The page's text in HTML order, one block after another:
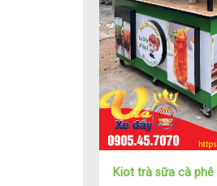
Kiot trà sữa cà phê